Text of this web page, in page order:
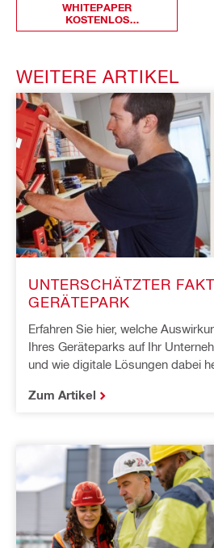
WHITEPAPER
KOSTENLOS
HERUNTERLADEN
WEITERE ARTIKEL
UNTERSCHÄTZTER
GERÄTEPARK
Erfahren Sie hier, welche
Ihres Geräteparks auf Ihr
und wie digitale Lösungen dabei
Zum Artikel